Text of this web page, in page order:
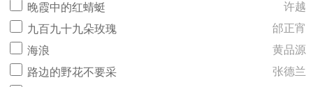
晚霞中的红蜻蜓
许越
九百九十九朵玫瑰
邰正宵
海浪
黄品源
路边的野花不要采
张德兰